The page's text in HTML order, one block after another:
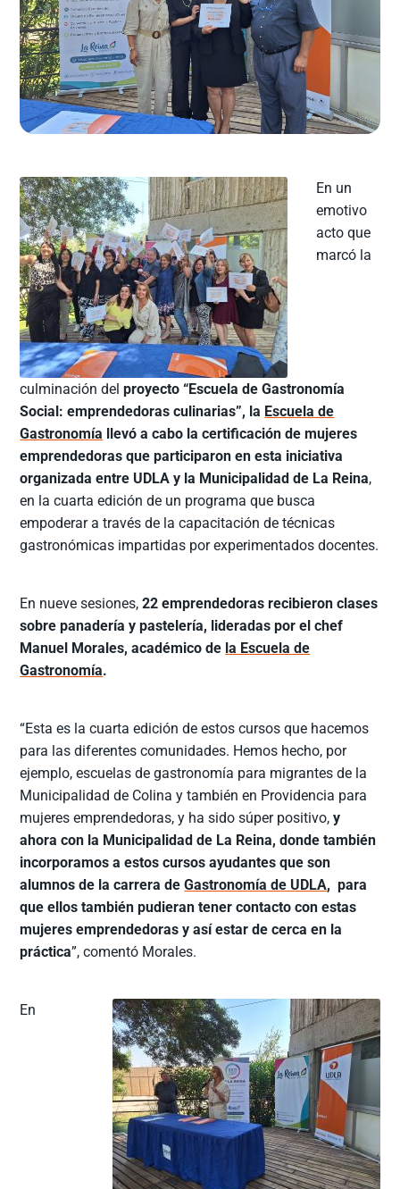
En un
emotivo
acto que
marcó la
culminación delproyecto “Escuela de Gastronomía
Social: emprendedoras culinarias”, la Escuela de
Gastronomía llevó a cabo la certificación de mujeres
emprendedoras que participaron en esta iniciativa
organizada entre UDLA y la Municipalidad de La Reina,
en la cuarta edición de un programa que busca
empoderar a través de la capacitación de técnicas
gastronómicas impartidas por experimentados docentes.
En nueve sesiones,22 emprendedoras recibieron clases
sobre panadería y pastelería, lideradas por el chef
Manuel Morales, académico de la Escuela de
Gastronomía.
“Esta es la cuarta edición de estos cursos que hacemos
para las diferentes comunidades. Hemos hecho, por
ejemplo, escuelas de gastronomía para migrantes de la
Municipalidad de Colina y también en Providencia para
mujeres emprendedoras, y ha sido súper positivo,y
ahora con la Municipalidad de La Reina, donde también
incorporamos a estos cursos ayudantes que son
alumnos de la carrera deGastronomía de UDLA, para
que ellos también pudieran tener contacto con estas
mujeres emprendedoras y así estar de cerca en la
práctica”, comentó Morales.
En